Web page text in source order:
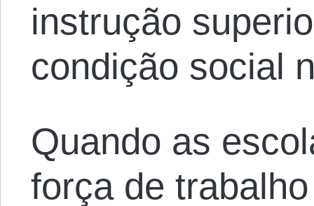
instrução
condição social
Quando as
força de